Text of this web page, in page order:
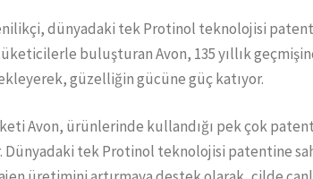
dünyadaki tek Protinol teknolojisi
buluşturan Avon, 135 yıllık
güzelliğin gücüne güç katıyor.
Avon, ürünlerinde kullandığı pek çok
Dünyadaki tek Protinol teknolojisi patentine